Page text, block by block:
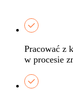
Pracować z
w procesie